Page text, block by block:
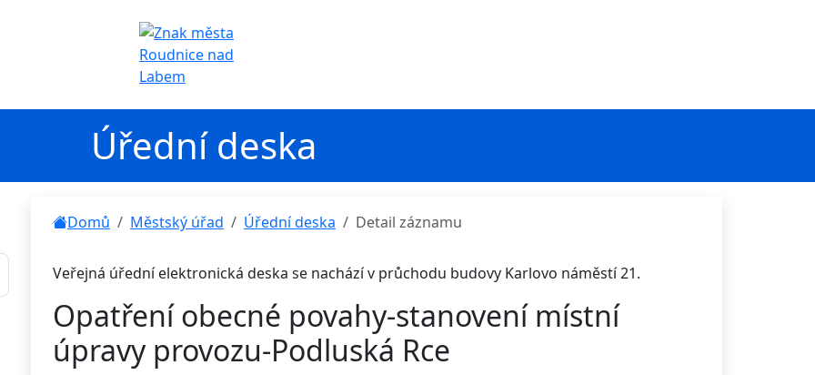
Úřední deska
Domů Městský úřad Úřední deska Detail záznamu
Veřejná úřední elektronická deska se nachází v průchodu budovy Karlovo náměstí 21.
Opatření obecné povahy-stanovení místní
úpravy provozu-Podluská Rce